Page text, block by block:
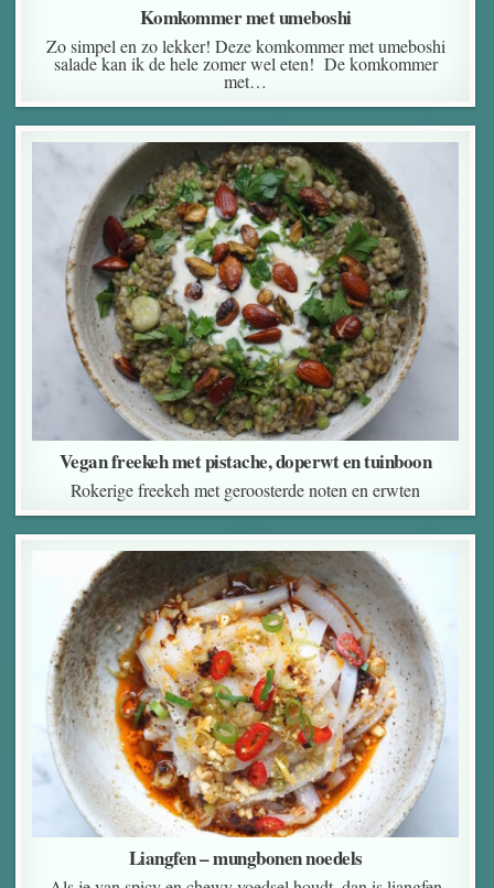
Komkommer met umeboshi
Zo simpel en zo lekker! Deze komkommer met umeboshi
salade kan ik de hele zomer wel eten! De komkommer
met…
Vegan freekeh met pistache, doperwt en tuinboon
Rokerige freekeh met geroosterde noten en erwten
Liangfen – mungbonen noedels